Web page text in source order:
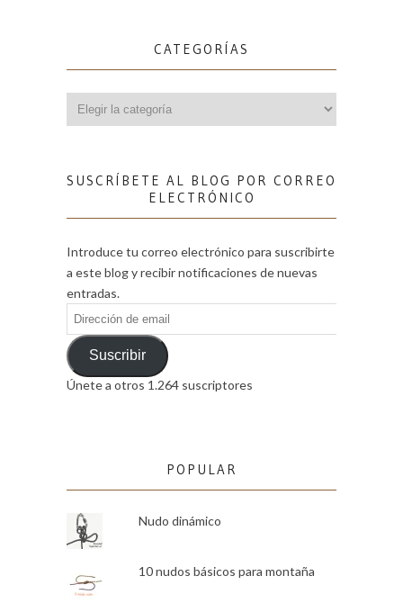
CATEGORÍAS
SUSCRÍBETE AL BLOG POR CORREO
ELECTRÓNICO
Introduce tu correo electrónico para suscribirte
a este blog y recibir notificaciones de nuevas
entradas.
Dirección
de
emailSuscribir
Únete a otros 1.264 suscriptores
POPULAR
Nudo dinámico
10 nudos básicos para montaña